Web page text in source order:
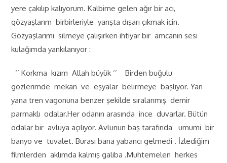
yere çakılıp kalıyorum. Kalbime gelen ağır bir acı,
gözyaşlarım birbirleriyle yarışta dışarı çıkmak için.
Gözyaşlarımı silmeye çalışırken ihtiyar bir amcanın sesi
kulağımda yankılanıyor :
‘’ Korkma kızım Allah büyük ‘’ Birden buğulu
gözlerimde mekan ve eşyalar belirmeye başlıyor. Yan
yana tren vagonuna benzer şekilde sıralanmış demir
parmaklı odalar.Her odanın arasında ince duvarlar. Bütün
odalar bir avluya açılıyor. Avlunun baş tarafında umumi bir
banyo ve tuvalet. Burası bana yabancı gelmedi . İzlediğim
filmlerden aklımda kalmış galiba .Muhtemelen herkes